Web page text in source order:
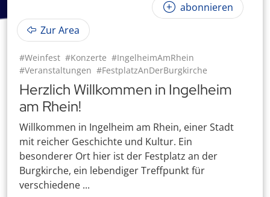
abonnieren
Zur Area
#Weinfest #Konzerte #IngelheimAmRhein
#Veranstaltungen #FestplatzAnDerBurgkirche
Herzlich Willkommen in Ingelheim
am Rhein!
Willkommen in Ingelheim am Rhein, einer Stadt
mit reicher Geschichte und Kultur. Ein
besonderer Ort hier ist der Festplatz an der
Burgkirche, ein lebendiger Treffpunkt für
verschiedene ...